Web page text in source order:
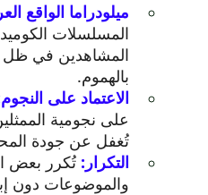
ميلودراما الواقع
المسلسلات
المشاهدين في ظل
بالهموم.
الاعتماد على
على نجومية
تُغفل عن جودة
التكرار: تُكرر بعض
والموضوعات دون